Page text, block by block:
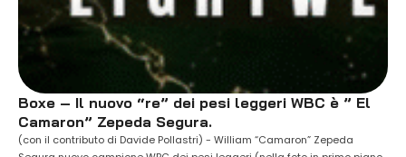
Boxe – Il nuovo “re” dei pesi leggeri WBC è ” El
Camaron” Zepeda Segura.
(con il contributo di Davide Pollastri) - William “Camaron” Zepeda